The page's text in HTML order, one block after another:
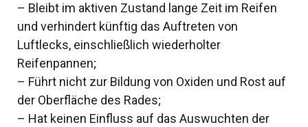
– Bleibt im aktiven Zustand lange Zeit im Reifen
und verhindert künftig das Auftreten von
Luftlecks, einschließlich wiederholter
Reifenpannen;
– Führt nicht zur Bildung von Oxiden und Rost auf
der Oberfläche des Rades;
– Hat keinen Einfluss auf das Auswuchten der